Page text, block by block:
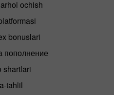
ochish
bonuslari
пополнение
shartlari
tahlil